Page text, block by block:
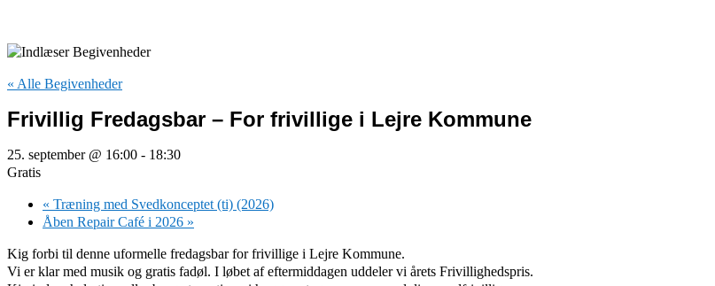
« Alle Begivenheder
Frivillig Fredagsbar – For frivillige i Lejre Kommune
25. september @ 16:00 - 18:30
Gratis
« Træning med Svedkonceptet (ti) (2026)
Åben Repair Café i 2026 »
Kig forbi til denne uformelle fredagsbar for frivillige i Lejre Kommune.
Vi er klar med musik og gratis fadøl. I løbet af eftermiddagen uddeler vi årets Frivillighedspris.